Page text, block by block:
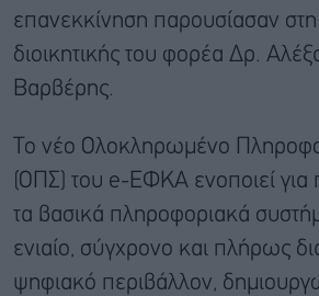
επανεκκίνηση παρουσίασαν
διοικητικής του φορέα Δρ.
Βαρβέρης.
Το νέο Ολοκληρωμένο
(ΟΠΣ) του e-ΕΦΚΑ ενοποιεί
τα βασικά πληροφοριακά
ενιαίο, σύγχρονο και πλήρως
ψηφιακό περιβάλλον,